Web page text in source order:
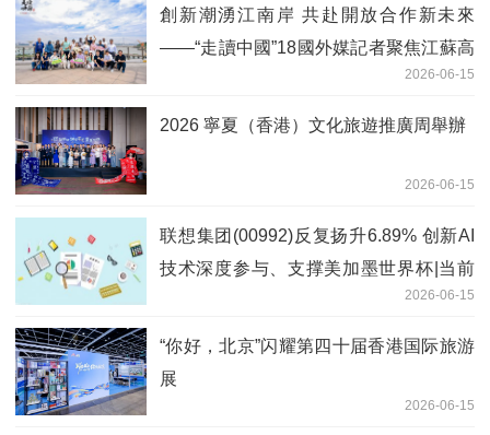
創新潮湧江南岸 共赴開放合作新未來
——“走讀中國”18國外媒記者聚焦江蘇高
2026-06-15
2026 寧夏（香港）文化旅遊推廣周舉辦
2026-06-15
联想集团(00992)反复扬升6.89% 创新AI
技术深度参与、支撑美加墨世界杯|当前
2026-06-15
“你好，北京”闪耀第四十届香港国际旅游
展
2026-06-15